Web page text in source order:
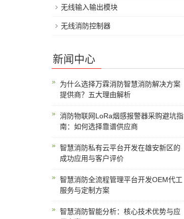
无线输入输出模块
无线消防控制器
新闻中心
为什么选择万霖消防智慧消防解决方案
提供商？五大理由解析
消防物联网LoRa烟感报警器采购避坑指
南：如何选择靠谱供应商
智慧消防私有云平台开发在雄安新区的
成功应用与客户评价
智慧消防全流程管理平台开发OEM代工
服务与定制方案
智慧消防智能分析：核心技术优势与应